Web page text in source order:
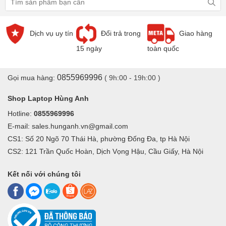
• Keo gắn
• Bột đá
Bước 1: Chúng ta cần tháo rời laptop t oàn bộ các bộ phận ra
điện từ sạc và từ pin. Sau đó đặt gọn tất cả các linh kiện lên 1 nơi.
Dịch vụ uy tín
Đổi trả trong
15 ngày
Giao hàng
toàn quốc
Gọi mua hàng: 0855969996 ( 9h:00 - 19h:00 )
Shop Laptop Hùng Anh
Hotline: 0855969996
E-mail: sales.hunganh.vn@gmail.com
CS1: Số 20 Ngõ 70 Thái Hà, phường Đống Đa, tp Hà Nội
CS2: 121 Trần Quốc Hoàn, Dịch Vọng Hậu, Cầu Giấy, Hà Nội
Kết nối với chúng tôi